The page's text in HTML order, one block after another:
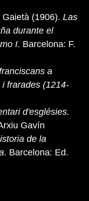
(1906). Las
durante el
I. Barcelona: F.
a
frarades (1214-
d'esglésies.
Gavín
de la
. Barcelona: Ed.